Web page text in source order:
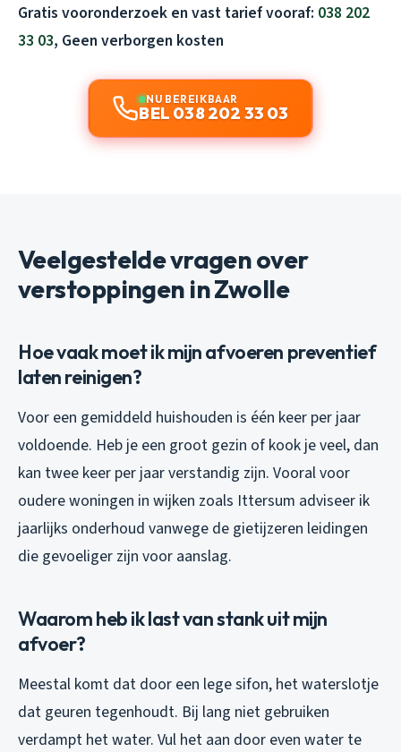
Gratis vooronderzoek en vast tarief vooraf: 038 202
33 03, Geen verborgen kosten
NU BEREIKBAAR
BEL 038 202 33 03
Veelgestelde vragen over
verstoppingen in Zwolle
Hoe vaak moet ik mijn afvoeren preventief
laten reinigen?
Voor een gemiddeld huishouden is één keer per jaar
voldoende. Heb je een groot gezin of kook je veel, dan
kan twee keer per jaar verstandig zijn. Vooral voor
oudere woningen in wijken zoals Ittersum adviseer ik
jaarlijks onderhoud vanwege de gietijzeren leidingen
die gevoeliger zijn voor aanslag.
Waarom heb ik last van stank uit mijn
afvoer?
Meestal komt dat door een lege sifon, het waterslotje
dat geuren tegenhoudt. Bij lang niet gebruiken
verdampt het water. Vul het aan door even water te